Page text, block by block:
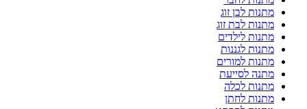
מתנות לבן זוג
מתנות לבת זוג
מתנות לילדים
מתנות לגננות
מתנות למורים
מתנה לסייעת
מתנות לכלה
מתנות לחתן